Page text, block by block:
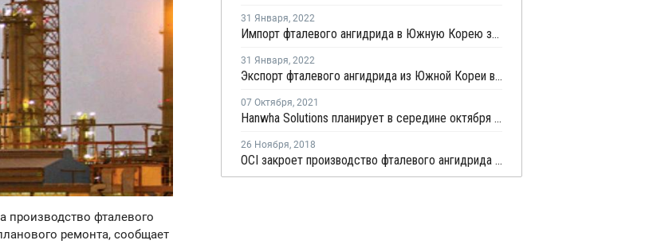
производство фталевого
ремонта, сообщает
31 Января, 2022
Импорт фталевого ангидрида в Южную Корею значительно вырос в ноябре 2021 года
31 Января, 2022
Экспорт фталевого ангидрида из Южной Кореи в ноябре остался на уровне предыдущего года
07 Октября, 2021
Hanwha Solutions планирует в середине октября закрыть производство пластификаторов в Ульсане на ремонт
26 Ноября, 2018
OCI закроет производство фталевого ангидрида 1 декабря